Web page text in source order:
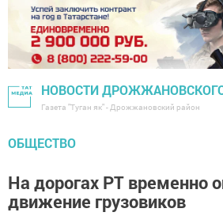
НОВОСТИ
Газета "Туган як" - Дрожжановский район
ОБЩЕСТВО
На дорогах РТ временно
движение грузовиков